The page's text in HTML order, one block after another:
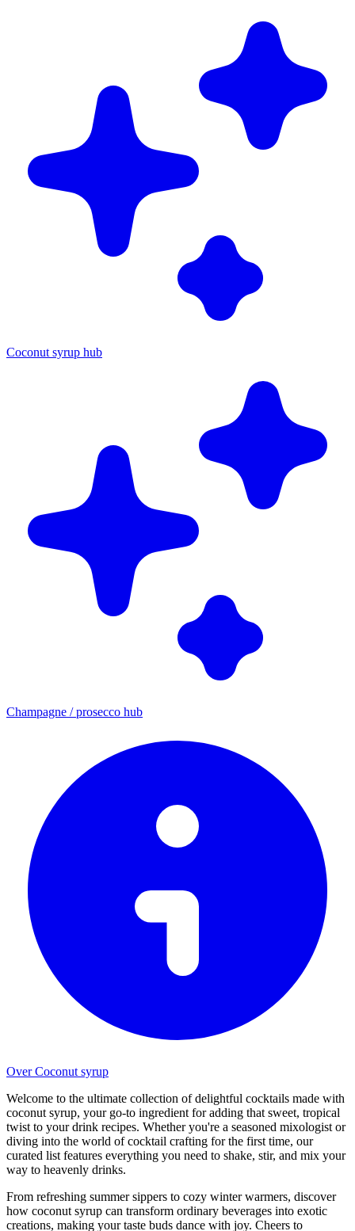
Coconut syrup hub
Champagne / prosecco hub
Over Coconut syrup
Welcome to the ultimate collection of delightful cocktails made with
coconut syrup, your go-to ingredient for adding that sweet, tropical
twist to your drink recipes. Whether you're a seasoned mixologist or
diving into the world of cocktail crafting for the first time, our
curated list features everything you need to shake, stir, and mix your
way to heavenly drinks.
From refreshing summer sippers to cozy winter warmers, discover
how coconut syrup can transform ordinary beverages into exotic
creations, making your taste buds dance with joy. Cheers to